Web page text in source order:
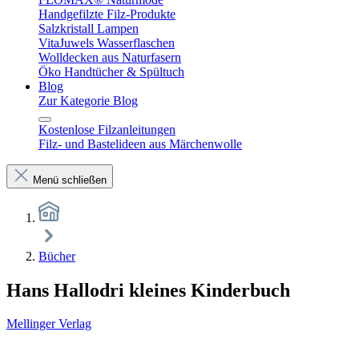
Handgefilzte Filz-Produkte
Salzkristall Lampen
VitaJuwels Wasserflaschen
Wolldecken aus Naturfasern
Öko Handtücher & Spültuch
Blog
Zur Kategorie Blog
Kostenlose Filzanleitungen
Filz- und Bastelideen aus Märchenwolle
Menü schließen
Bücher
Hans Hallodri kleines Kinderbuch
Mellinger Verlag